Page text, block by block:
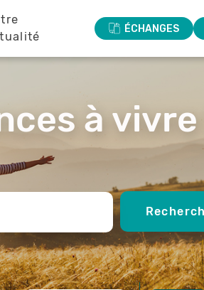
ÉCHANGES
à vivre